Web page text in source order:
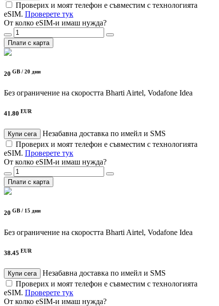
Проверих и моят телефон е съвместим с технологията
eSIM. Проверете тук
От колко eSIM-и имаш нужда?
Плати с карта
20 GB / 20 дни
Без ограничение на скоростта Bharti Airtel, Vodafone Idea
41.80 EUR
Купи сега
Незабавна доставка по имейл и SMS
Проверих и моят телефон е съвместим с технологията
eSIM. Проверете тук
От колко eSIM-и имаш нужда?
Плати с карта
20 GB / 15 дни
Без ограничение на скоростта Bharti Airtel, Vodafone Idea
38.45 EUR
Купи сега
Незабавна доставка по имейл и SMS
Проверих и моят телефон е съвместим с технологията
eSIM. Проверете тук
От колко eSIM-и имаш нужда?